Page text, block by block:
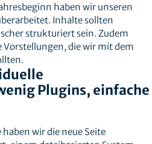
haben wir unseren
Inhalte sollten
strukturiert sein. Zudem
die wir mit dem
Plugins, einfache
wir die neue Seite